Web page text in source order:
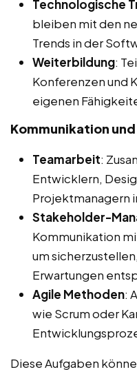
Technologische
bleiben mit den
Trends in der
Weiterbildung:
Konferenzen und
eigenen
Kommunikation
Teamarbeit:
Entwicklern,
Projektmanagern
Stakeholder-
Kommunikation
um
Erwartungen
Agile Methoden:
wie Scrum oder
Diese Aufgaben